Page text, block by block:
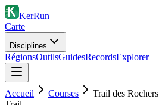
KerRun
Carte
Disciplines
RégionsOutilsGuidesRecordsExplorer
Accueil Courses
Trail des Rochers